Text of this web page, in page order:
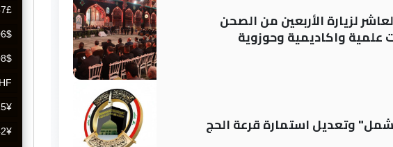
لزيارة الأربعين من الصحن
واكاديمية وحوزوية
وتعديل استمارة قرعة الحج